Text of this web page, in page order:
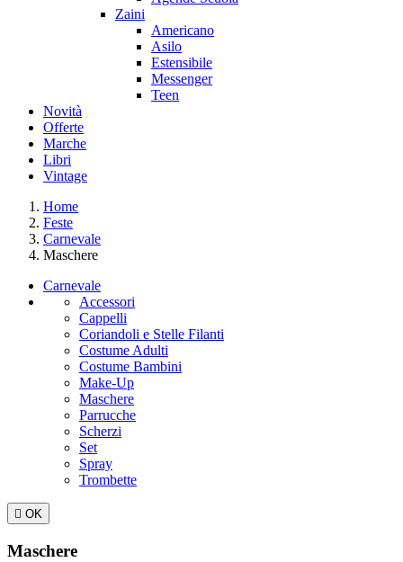
Zaini
Americano
Asilo
Estensibile
Messenger
Teen
Novità
Offerte
Marche
Libri
Vintage
Home
Feste
Carnevale
Maschere
Carnevale
Accessori
Cappelli
Coriandoli e Stelle Filanti
Costume Adulti
Costume Bambini
Make-Up
Maschere
Parrucche
Scherzi
Set
Spray
Trombette
 OK
Maschere